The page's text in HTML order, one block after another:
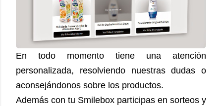
En todo momento tiene una atención
personalizada, resolviendo nuestras dudas o
aconsejándonos sobre los productos.
Además con tu Smilebox participas en sorteos y